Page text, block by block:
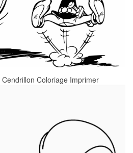
Coloriage Imprimer